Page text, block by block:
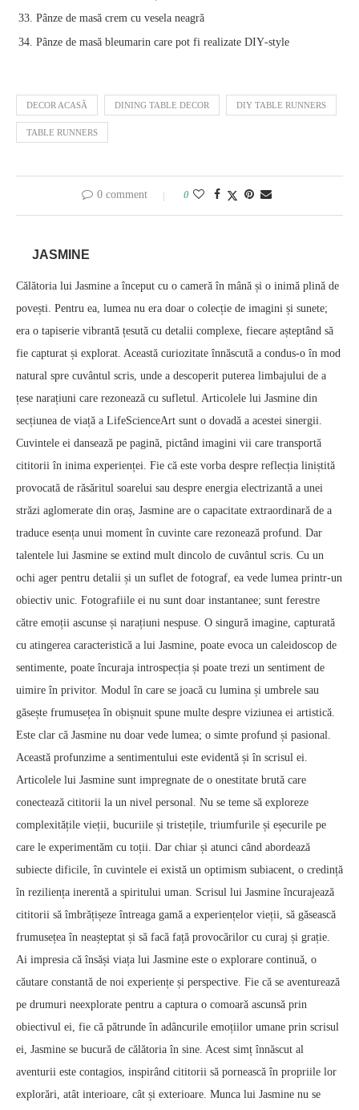
Pânze de masă crem cu vesela neagră
Pânze de masă bleumarin care pot fi realizate DIY‑style
DECOR ACASĂ DINING TABLE DECOR DIY TABLE RUNNERS
TABLE RUNNERS
0 comment 0
JASMINE
Călătoria lui Jasmine a început cu o cameră în mână și o inimă plină de
povești. Pentru ea, lumea nu era doar o colecție de imagini și sunete;
era o tapiserie vibrantă țesută cu detalii complexe, fiecare așteptând să
fie capturat și explorat. Această curiozitate înnăscută a condus-o în mod
natural spre cuvântul scris, unde a descoperit puterea limbajului de a
țese narațiuni care rezonează cu sufletul. Articolele lui Jasmine din
secțiunea de viață a LifeScienceArt sunt o dovadă a acestei sinergii.
Cuvintele ei dansează pe pagină, pictând imagini vii care transportă
cititorii în inima experienței. Fie că este vorba despre reflecția liniștită
provocată de răsăritul soarelui sau despre energia electrizantă a unei
străzi aglomerate din oraș, Jasmine are o capacitate extraordinară de a
traduce esența unui moment în cuvinte care rezonează profund. Dar
talentele lui Jasmine se extind mult dincolo de cuvântul scris. Cu un
ochi ager pentru detalii și un suflet de fotograf, ea vede lumea printr-un
obiectiv unic. Fotografiile ei nu sunt doar instantanee; sunt ferestre
către emoții ascunse și narațiuni nespuse. O singură imagine, capturată
cu atingerea caracteristică a lui Jasmine, poate evoca un caleidoscop de
sentimente, poate încuraja introspecția și poate trezi un sentiment de
uimire în privitor. Modul în care se joacă cu lumina și umbrele sau
găsește frumusețea în obișnuit spune multe despre viziunea ei artistică.
Este clar că Jasmine nu doar vede lumea; o simte profund și pasional.
Această profunzime a sentimentului este evidentă și în scrisul ei.
Articolele lui Jasmine sunt impregnate de o onestitate brută care
conectează cititorii la un nivel personal. Nu se teme să exploreze
complexitățile vieții, bucuriile și tristețile, triumfurile și eșecurile pe
care le experimentăm cu toții. Dar chiar și atunci când abordează
subiecte dificile, în cuvintele ei există un optimism subiacent, o credință
în reziliența inerentă a spiritului uman. Scrisul lui Jasmine încurajează
cititorii să îmbrățișeze întreaga gamă a experiențelor vieții, să găsească
frumusețea în neașteptat și să facă față provocărilor cu curaj și grație.
Ai impresia că însăși viața lui Jasmine este o explorare continuă, o
căutare constantă de noi experiențe și perspective. Fie că se aventurează
pe drumuri neexplorate pentru a captura o comoară ascunsă prin
obiectivul ei, fie că pătrunde în adâncurile emoțiilor umane prin scrisul
ei, Jasmine se bucură de călătoria în sine. Acest simț înnăscut al
aventurii este contagios, inspirând cititorii să pornească în propriile lor
explorări, atât interioare, cât și exterioare. Munca lui Jasmine nu se